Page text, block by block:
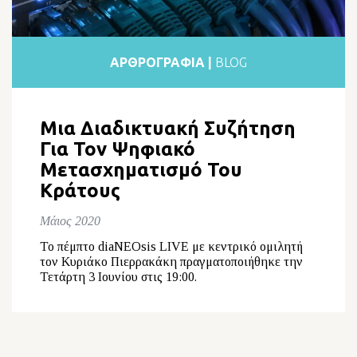
ΑΡΘΡΟΓΡΑΦΙΑ | BLOG
Μια Διαδικτυακή Συζήτηση
Για Τον Ψηφιακό
Μετασχηματισμό Του
Κράτους
Μάιος 2020
Το πέμπτο diaNEOsis LIVE με κεντρικό ομιλητή
τον Κυριάκο Πιερρακάκη πραγματοποιήθηκε την
Τετάρτη 3 Ιουνίου στις 19:00.